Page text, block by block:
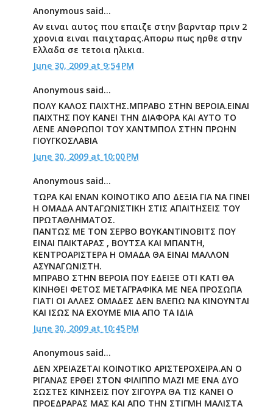
Anonymous said...
Αν ειναι αυτος που επαιζε στην βαρνταρ πριν 2
χρονια ειναι παιχταρας.Απορω πως ηρθε στην
Ελλαδα σε τετοια ηλικια.
June 30, 2009 at 9:54 PM
Anonymous said...
ΠΟΛΥ ΚΑΛΟΣ ΠΑΙΧΤΗΣ.ΜΠΡΑΒΟ ΣΤΗΝ ΒΕΡΟΙΑ.ΕΙΝΑΙ
ΠΑΙΧΤΗΣ ΠΟΥ ΚΑΝΕΙ ΤΗΝ ΔΙΑΦΟΡΑ ΚΑΙ ΑΥΤΟ ΤΟ
ΛΕΝΕ ΑΝΘΡΩΠΟΙ ΤΟΥ ΧΑΝΤΜΠΟΛ ΣΤΗΝ ΠΡΩΗΝ
ΓΙΟΥΓΚΟΣΛΑΒΙΑ
June 30, 2009 at 10:00 PM
Anonymous said...
ΤΩΡΑ ΚΑΙ ΕΝΑΝ ΚΟΙΝΟΤΙΚΟ ΑΠΟ ΔΕΞΙΑ ΓΙΑ ΝΑ ΓΙΝΕΙ
Η ΟΜΑΔΑ ΑΝΤΑΓΩΝΙΣΤΙΚΗ ΣΤΙΣ ΑΠΑΙΤΗΣΕΙΣ ΤΟΥ
ΠΡΩΤΑΘΛΗΜΑΤΟΣ.
ΠΑΝΤΩΣ ΜΕ ΤΟΝ ΣΕΡΒΟ ΒΟΥΚΑΝΤΙΝΟΒΙΤΣ ΠΟΥ
ΕΙΝΑΙ ΠΑΙΚΤΑΡΑΣ , ΒΟΥΤΣΑ ΚΑΙ ΜΠΑΝΤΗ,
ΚΕΝΤΡΟΑΡΙΣΤΕΡΑ Η ΟΜΑΔΑ ΘΑ ΕΙΝΑΙ ΜΑΛΛΟΝ
ΑΣΥΝΑΓΩΝΙΣΤΗ.
ΜΠΡΑΒΟ ΣΤΗΝ ΒΕΡΟΙΑ ΠΟΥ ΕΔΕΙΞΕ ΟΤΙ ΚΑΤΙ ΘΑ
ΚΙΝΗΘΕΙ ΦΕΤΟΣ ΜΕΤΑΓΡΑΦΙΚΑ ΜΕ ΝΕΑ ΠΡΟΣΩΠΑ
ΓΙΑΤΙ ΟΙ ΑΛΛΕΣ ΟΜΑΔΕΣ ΔΕΝ ΒΛΕΠΩ ΝΑ ΚΙΝΟΥΝΤΑΙ
ΚΑΙ ΙΣΩΣ ΝΑ ΕΧΟΥΜΕ ΜΙΑ ΑΠΟ ΤΑ ΙΔΙΑ
June 30, 2009 at 10:45 PM
Anonymous said...
ΔΕΝ ΧΡΕΙΑΖΕΤΑΙ ΚΟΙΝΟΤΙΚΟ ΑΡΙΣΤΕΡΟΧΕΙΡΑ.ΑΝ Ο
ΡΙΓΑΝΑΣ ΕΡΘΕΙ ΣΤΟΝ ΦΙΛΙΠΠΟ ΜΑΖΙ ΜΕ ΕΝΑ ΔΥΟ
ΣΩΣΤΕΣ ΚΙΝΗΣΕΙΣ ΠΟΥ ΣΙΓΟΥΡΑ ΘΑ ΤΙΣ ΚΑΝΕΙ Ο
ΠΡΟΕΔΡΑΡΑΣ ΜΑΣ ΚΑΙ ΑΠΟ ΤΗΝ ΣΤΙΓΜΗ ΜΑΛΙΣΤΑ